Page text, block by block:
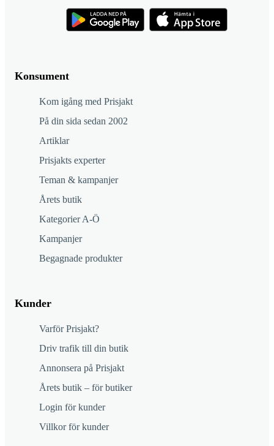
Konsument
Kom igång med Prisjakt
På din sida sedan 2002
Artiklar
Prisjakts experter
Teman & kampanjer
Årets butik
Kategorier A-Ö
Kampanjer
Begagnade produkter
Kunder
Varför Prisjakt?
Driv trafik till din butik
Annonsera på Prisjakt
Årets butik – för butiker
Login för kunder
Villkor för kunder